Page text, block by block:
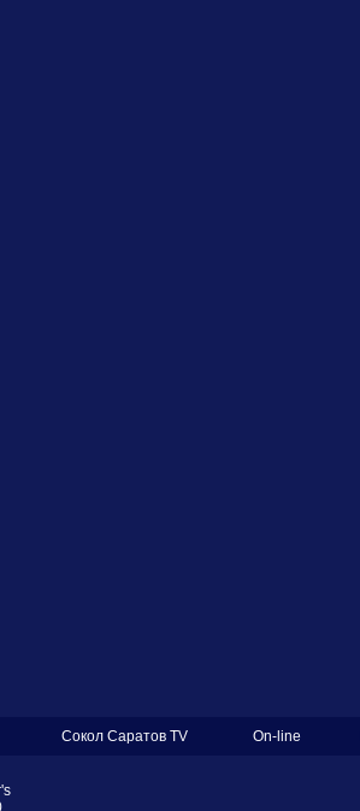
Сокол Саратов TV On-line